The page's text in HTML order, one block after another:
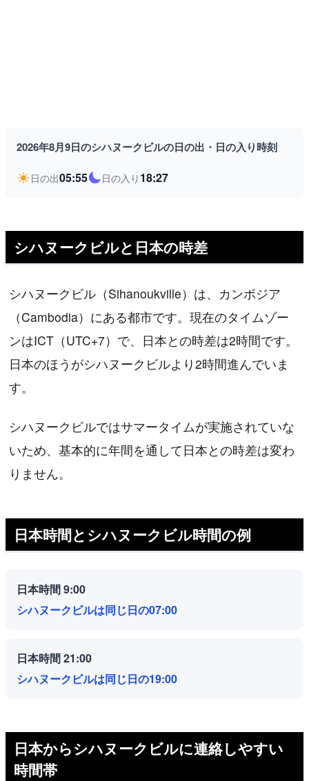
2026年8月9日のシハヌークビルの日の出・日の入り時刻
日の出05:55 日の入り 18:27
シハヌークビルと日本の時差
シハヌークビル（Sihanoukville）は、カンボジア
（Cambodia）にある都市です。現在のタイムゾー
ンはICT（UTC+7）で、日本との時差は2時間です。
日本のほうがシハヌークビルより2時間進んでいま
す。
シハヌークビルではサマータイムが実施されていな
いため、基本的に年間を通して日本との時差は変わ
りません。
日本時間とシハヌークビル時間の例
日本時間 9:00
シハヌークビルは同じ日の07:00
日本時間 21:00
シハヌークビルは同じ日の19:00
日本からシハヌークビルに連絡しやすい
時間帯